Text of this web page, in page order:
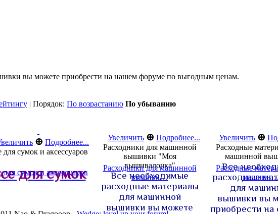
вы можете приобрести на нашем форуме по выгодным ценам.
| Порядок: По возрастанию По убыванию
⊕ Подробнее...
для сумок и аксессуаров
для сумок
для сумок и аксессуаров
Увеличить ⊕ Подробнее...
Расходники для машинной
вышивки "Моя
вышивалочка"
Все необходимые
расходные материалы
для машинной
вышивки вы можете
Расходники для машинной
вышивк…
Увеличить ⊕
Расходные
машинной
Все
расходные
для
вышивки вы
приобрести на
Расходные